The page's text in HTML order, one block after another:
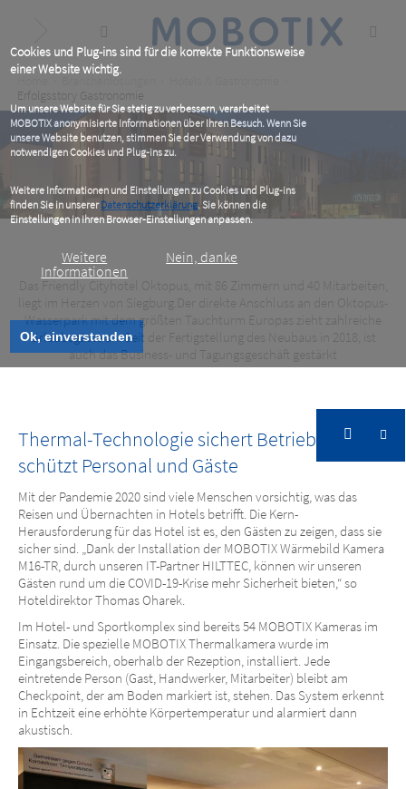
Cookies und Plug-ins sind für die korrekte Funktionsweise
einer Website wichtig.
Um unsere Website für Sie stetig zu verbessern, verarbeitet
MOBOTIX anonymisierte Informationen über Ihren Besuch. Wenn Sie
unsere Website benutzen, stimmen Sie der Verwendung von dazu
notwendigen Cookies und Plug-ins zu.
Weitere Informationen und Einstellungen zu Cookies und Plug-ins
finden Sie in unsererDatenschutzerklärung. Sie können die
Einstellungen in Ihren Browser-Einstellungen anpassen.
Weitere
Informationen
Nein, danke
Ok, einverstanden
content
BreadcrumbBranchenlösungen
Erfolgsstory Gastronomie
Friendly Cityhotel Oktopus, DE
Sprung ins kalte Wasser gelingt mit flexiblem
Sprung ins kalte Wasser gelingt mit flexiblem
Krisenkonzept
Das Friendly Cityhotel Oktopus, mit 86 Zimmern und 40 Mitarbeiten,
liegt im Herzen von Siegburg.Der direkte Anschluss an den Oktopus-
Wasserpark mit dem größten Tauchturm Europas zieht zahlreiche
Urlaubsgäste an. Seit der Fertigstellung des Neubaus in 2018, ist
auch das Business- und Tagungsgeschäft gestärkt
Thermal-Technologie sichert Betrieb und
schützt Personal und Gäste
Mit der Pandemie 2020 sind viele Menschen vorsichtig, was das
Reisen und Übernachten in Hotels betrifft. Die Kern-
Herausforderung für das Hotel ist es, den Gästen zu zeigen, dass sie
sicher sind. „Dank der Installation der MOBOTIX Wärmebild Kamera
M16-TR, durch unseren IT-Partner HILTTEC, können wir unseren
Gästen rund um die COVID-19-Krise mehr Sicherheit bieten,“ so
Hoteldirektor Thomas Oharek.
Im Hotel- und Sportkomplex sind bereits 54 MOBOTIX Kameras im
Einsatz. Die spezielle MOBOTIX Thermalkamera wurde im
Eingangsbereich, oberhalb der Rezeption, installiert. Jede
eintretende Person (Gast, Handwerker, Mitarbeiter) bleibt am
Checkpoint, der am Boden markiert ist, stehen. Das System erkennt
in Echtzeit eine erhöhte Körpertemperatur und alarmiert dann
akustisch.